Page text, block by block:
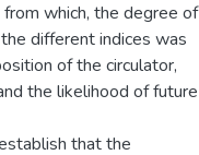
which, the degree of
different indices was
of the circulator,
the likelihood of future
that the